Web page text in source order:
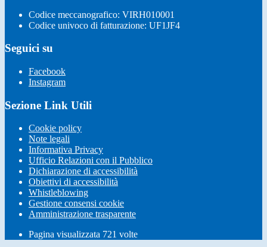
Codice meccanografico: VIRH010001
Codice univoco di fatturazione: UF1JF4
Seguici su
Facebook
Instagram
Sezione Link Utili
Cookie policy
Note legali
Informativa Privacy
Ufficio Relazioni con il Pubblico
Dichiarazione di accessibilità
Obiettivi di accessibilità
Whistleblowing
Gestione consensi cookie
Amministrazione trasparente
Pagina visualizzata 721 volte